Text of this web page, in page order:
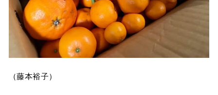
（藤本裕子）